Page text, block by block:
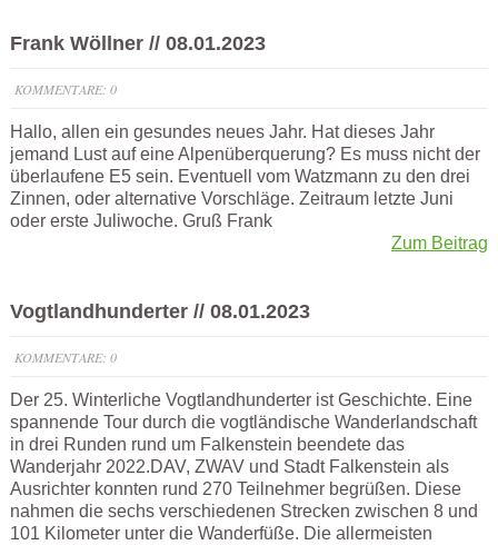
Frank Wöllner // 08.01.2023
KOMMENTARE: 0
Hallo, allen ein gesundes neues Jahr. Hat dieses Jahr
jemand Lust auf eine Alpenüberquerung? Es muss nicht der
überlaufene E5 sein. Eventuell vom Watzmann zu den drei
Zinnen, oder alternative Vorschläge. Zeitraum letzte Juni
oder erste Juliwoche. Gruß Frank
Zum Beitrag
Vogtlandhunderter // 08.01.2023
KOMMENTARE: 0
Der 25. Winterliche Vogtlandhunderter ist Geschichte. Eine
spannende Tour durch die vogtländische Wanderlandschaft
in drei Runden rund um Falkenstein beendete das
Wanderjahr 2022.DAV, ZWAV und Stadt Falkenstein als
Ausrichter konnten rund 270 Teilnehmer begrüßen. Diese
nahmen die sechs verschiedenen Strecken zwischen 8 und
101 Kilometer unter die Wanderfüße. Die allermeisten